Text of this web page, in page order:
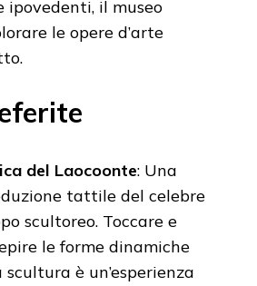
ipovedenti, il museo
le opere d’arte
del Laocoonte: Una
tattile del celebre
scultoreo. Toccare e
le forme dinamiche
scultura è un’esperienza